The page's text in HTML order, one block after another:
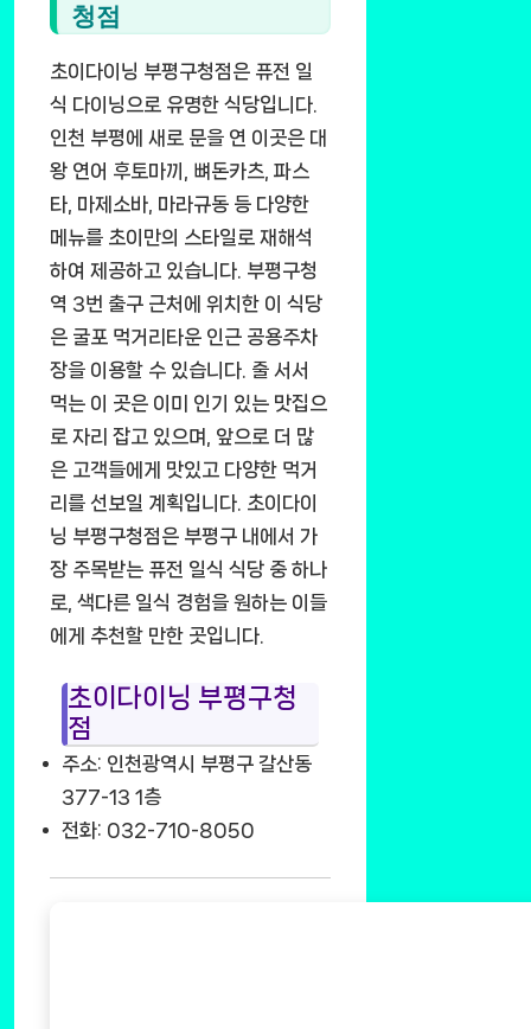
청점
초이다이닝 부평구청점은 퓨전 일
식 다이닝으로 유명한 식당입니다.
인천 부평에 새로 문을 연 이곳은 대
왕 연어 후토마끼, 뼈돈카츠, 파스
타, 마제소바, 마라규동 등 다양한
메뉴를 초이만의 스타일로 재해석
하여 제공하고 있습니다. 부평구청
역 3번 출구 근처에 위치한 이 식당
은 굴포 먹거리타운 인근 공용주차
장을 이용할 수 있습니다. 줄 서서
먹는 이 곳은 이미 인기 있는 맛집으
로 자리 잡고 있으며, 앞으로 더 많
은 고객들에게 맛있고 다양한 먹거
리를 선보일 계획입니다. 초이다이
닝 부평구청점은 부평구 내에서 가
장 주목받는 퓨전 일식 식당 중 하나
로, 색다른 일식 경험을 원하는 이들
에게 추천할 만한 곳입니다.
초이다이닝 부평구청
점
주소: 인천광역시 부평구 갈산동
377-13 1층
전화: 032-710-8050